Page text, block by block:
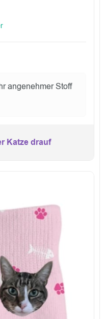
angenehmer Stoff
Katze drauf